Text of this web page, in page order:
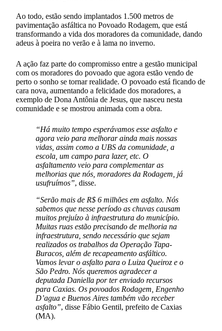
Ao todo, estão sendo implantados 1.500 metros de
pavimentação asfáltica no Povoado Rodagem, que está
transformando a vida dos moradores da comunidade, dando
adeus à poeira no verão e à lama no inverno.
A ação faz parte do compromisso entre a gestão municipal
com os moradores do povoado que agora estão vendo de
perto o sonho se tornar realidade. O povoado está ficando de
cara nova, aumentando a felicidade dos moradores, a
exemplo de Dona Antônia de Jesus, que nasceu nesta
comunidade e se mostrou animada com a obra.
“Há muito tempo esperávamos esse asfalto e
agora veio para melhorar ainda mais nossas
vidas, assim como a UBS da comunidade, a
escola, um campo para lazer, etc. O
asfaltamento veio para complementar as
melhorias que nós, moradores da Rodagem, já
usufruímos”, disse.
“Serão mais de R$ 6 milhões em asfalto. Nós
sabemos que nesse período as chuvas causam
muitos prejuízo à infraestrutura do município.
Muitas ruas estão precisando de melhoria na
infraestrutura, sendo necessário que sejam
realizados os trabalhos da Operação Tapa-
Buracos, além de recapeamento asfáltico.
Vamos levar o asfalto para o Luiza Queiroz e o
São Pedro. Nós queremos agradecer a
deputada Daniella por ter enviado recursos
para Caxias. Os povoados Rodagem, Engenho
D’agua e Buenos Aires também vão receber
asfalto”, disse Fábio Gentil, prefeito de Caxias
(MA).